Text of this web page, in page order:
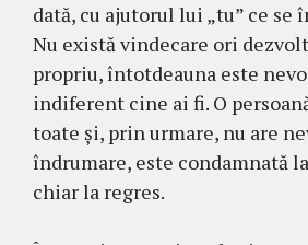
dată, cu ajutorul lui „tu” ce se
Nu există vindecare ori
propriu, întotdeauna este
indiferent cine ai fi. O
toate și, prin urmare, nu are
îndrumare, este condamnată
chiar la regres.